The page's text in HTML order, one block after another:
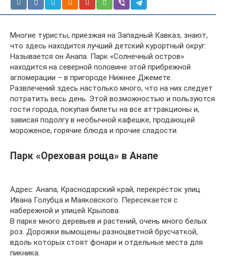
Многие туристы, приезжая на Западный Кавказ, знают,
что здесь находится лучший детский курортный округ.
Называется он Анапа. Парк «Солнечный остров»
находится на северной половине этой прибрежной
агломерации – в пригороде Нижнее Джемете.
Развлечений здесь настолько много, что на них следует
потратить весь день. Этой возможностью и пользуются
гости города, покупая билеты на все аттракционы и,
зависая подолгу в необычной кафешке, продающей
мороженое, горячие блюда и прочие сладости.
Парк «Ореховая роща» в Анапе
Адрес: Анапа, Краснодарский край, перекрёсток улиц
Ивана Голубца и Маяковского. Пересекается с
набережной и улицей Крылова.
В парке много деревьев и растений, очень много белых
роз. Дорожки вымощены разноцветной брусчаткой,
вдоль которых стоят фонари и отдельные места для
пикника.